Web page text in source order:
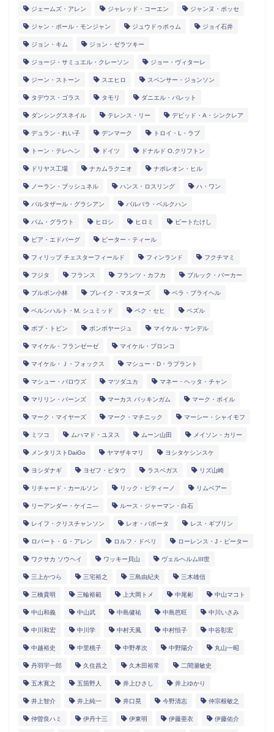
ジェームズ・アレン ジャレッド・コーエン ジャンヌ・ボッセ
ジャン・ポール・モンジャン ジュウドゥポゥム ジョイ石井
ジョン・キム ジョン・ゼラツキー
ジョージ・サミュエル・クレーソン ジョー・ヴィターレ
ジーン・ストーン スエヒロ スペンサー・ジョンソン
タデウス・ゴラス タモリ ダニエル・バレット
ダンシングスネイル テレンス・リー デビッド・A・シンクレア
デュラン・れい子 デンマーク トロイ・L・ラブ
トーン・テレヘン ドイツ ドナルド O.クリフトン
ドリヤス工場 ナカムラクニオ ナポレオン・ヒル
ノーラン・ブッシュネル ハンス・ロスリング ハ・ワン
バルタザール・グラシアン バルバラ・ベルクハン
パム・グラウト ヒロシ ヒロミ ビートたけし
ピア・エドバーグ ピーター・ティール
フィリップ チェスターフィールド フィンランド フクチマミ
フジタ フランス フランツ・カフカ ブルック・バーカー
ブルボン小林 ブレイク・マスターズ ベラ・ブライヘル
ベルンハルト・M. シュミッド ペク・セヒ ペズル
ボブ・トビン ボンボヤージュ マイケル・サンデル
マイケル・フランゼーゼ マイケル・プロンコ
マイケル・Ｊ・フォックス マシュー・D・ラプラント
マシュー・バロウズ マツダユカ マネー・ヘッタ・チャン
マリリン・バーンズ マーカス バッキンガム マーク・ボイル
マーク・マイヤーズ マーク・マチニック マーシー・シャイモフ
ミツコ ムハマド・ユヌス ムーン山田 メイソン・カリー
メンタリストDaiGo ヤマザキマリ ヨシタケシンスケ
ヨシダナギ ヨゼフ・ピタウ ラスベガス リズ山崎
リチャード・カールソン リック・ピティーノ リムベアー
リーアンダー・ケイニ― ルース・ジャーマン・白石
レイフ・クリスチャンソン レオ・バボータ レス・ギブリン
ロバート・Ｇ・アレン ロルフ・ドベリ ローレンス・J・ピーター
ワクサカ ソウヘイ ワッキー貝山 ヴェルヘルムIII世
三上かつら 三宅裕之 三島由紀夫 三木雄信
三橋貴明 三輪裕範 上大岡トメ 中尾彬 中山マコト
中山和義 中山武 中島健祐 中島芭旺 中川いさみ
中川和宏 中川学 中村天風 中村恒子 中谷彰宏
中越裕史 中里桃子 中野孝次 中野陽介 丸山一昭
丹羽宇一郎 久住昌之 久木田裕常 二間瀬敏史
五木寛之 五箇野人 井上ひさし 井上ゆかり
井上智介 井上純一 井口晃 今野清志 仲宗根敏之
仲曽良ハミ 伊丹十三 伊東明 伊藤亜衣 伊藤佑介